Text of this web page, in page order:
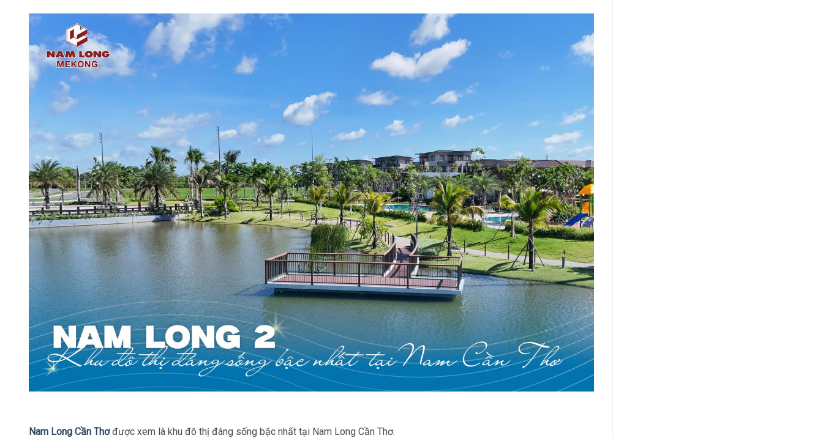
Nam Long Cần Thơđược xem là khu đô thị đáng sống bậc nhất tại Nam Long Cần Thơ.